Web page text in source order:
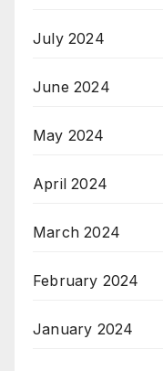
July 2024
June 2024
May 2024
April 2024
March 2024
February 2024
January 2024